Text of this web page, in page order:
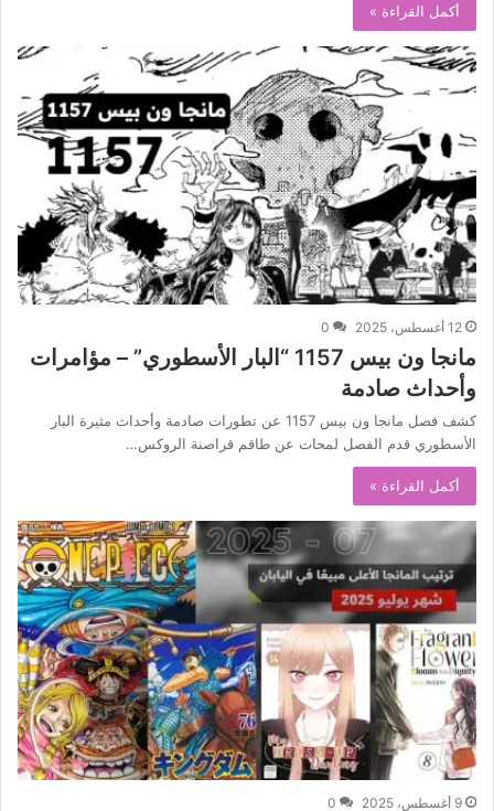
أكمل القراءة »
12 أغسطس، 2025 0
مانجا ون بيس 1157 “البار الأسطوري” – مؤامرات
وأحداث صادمة
كشف فصل مانجا ون بيس 1157 عن تطورات صادمة وأحداث مثيرة البار
الأسطوري قدم الفصل لمحات عن طاقم قراصنة الروكس…
أكمل القراءة »
9 أغسطس، 2025 0